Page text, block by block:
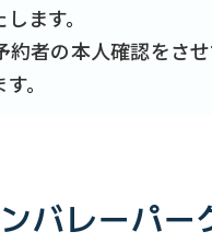
ます。
者の本人確認をさせ
。
バレーパー